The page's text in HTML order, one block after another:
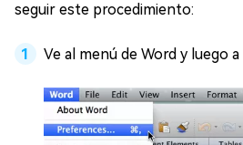
seguir este procedimiento:
Ve al menú de Word y luego